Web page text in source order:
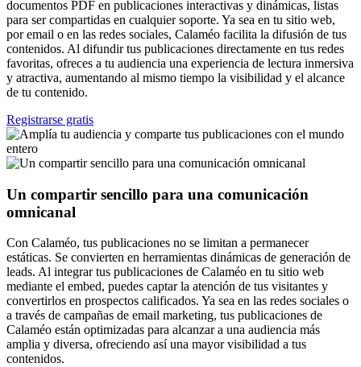
documentos PDF en publicaciones interactivas y dinámicas, listas
para ser compartidas en cualquier soporte. Ya sea en tu sitio web,
por email o en las redes sociales, Calaméo facilita la difusión de tus
contenidos. Al difundir tus publicaciones directamente en tus redes
favoritas, ofreces a tu audiencia una experiencia de lectura inmersiva
y atractiva, aumentando al mismo tiempo la visibilidad y el alcance
de tu contenido.
Registrarse gratis
Un compartir sencillo para una comunicación
omnicanal
Con Calaméo, tus publicaciones no se limitan a permanecer
estáticas. Se convierten en herramientas dinámicas de generación de
leads. Al integrar tus publicaciones de Calaméo en tu sitio web
mediante el embed, puedes captar la atención de tus visitantes y
convertirlos en prospectos calificados. Ya sea en las redes sociales o
a través de campañas de email marketing, tus publicaciones de
Calaméo están optimizadas para alcanzar a una audiencia más
amplia y diversa, ofreciendo así una mayor visibilidad a tus
contenidos.